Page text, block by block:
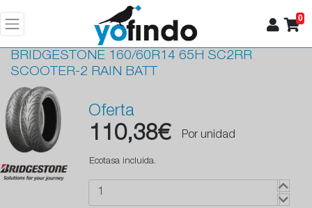
0
BRIDGESTONE 160/60R14 65H SC2RR
SCOOTER-2 RAIN BATT
Oferta
110,38€ Por unidad
Ecotasa incluida.